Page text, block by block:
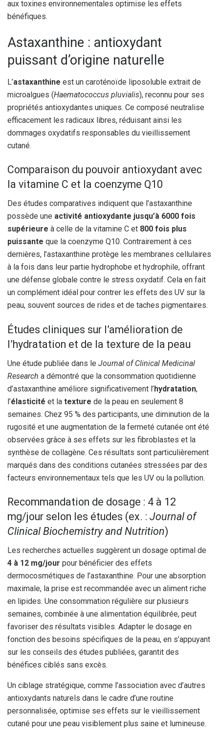
aux toxines environnementales optimise les effets
bénéfiques.
Astaxanthine : antioxydant
puissant d’origine naturelle
L’astaxanthine est un caroténoïde liposoluble extrait de
microalgues (Haematococcus pluvialis), reconnu pour ses
propriétés antioxydantes uniques. Ce composé neutralise
efficacement les radicaux libres, réduisant ainsi les
dommages oxydatifs responsables du vieillissement
cutané.
Comparaison du pouvoir antioxydant avec
la vitamine C et la coenzyme Q10
Des études comparatives indiquent que l’astaxanthine
possède une activité antioxydante jusqu’à 6000 fois
supérieure à celle de la vitamine C et 800 fois plus
puissante que la coenzyme Q10. Contrairement à ces
dernières, l’astaxanthine protège les membranes cellulaires
à la fois dans leur partie hydrophobe et hydrophile, offrant
une défense globale contre le stress oxydatif. Cela en fait
un complément idéal pour contrer les effets des UV sur la
peau, souvent sources de rides et de taches pigmentaires.
Études cliniques sur l’amélioration de
l’hydratation et de la texture de la peau
Une étude publiée dans le Journal of Clinical Medicinal
Research a démontré que la consommation quotidienne
d’astaxanthine améliore significativement l’hydratation,
l’élasticité et la texture de la peau en seulement 8
semaines. Chez 95 % des participants, une diminution de la
rugosité et une augmentation de la fermeté cutanée ont été
observées grâce à ses effets sur les fibroblastes et la
synthèse de collagène. Ces résultats sont particulièrement
marqués dans des conditions cutanées stressées par des
facteurs environnementaux tels que les UV ou la pollution.
Recommandation de dosage : 4 à 12
mg/jour selon les études (ex. : Journal of
Clinical Biochemistry and Nutrition)
Les recherches actuelles suggèrent un dosage optimal de
4 à 12 mg/jour pour bénéficier des effets
dermocosmétiques de l’astaxanthine. Pour une absorption
maximale, la prise est recommandée avec un aliment riche
en lipides. Une consommation régulière sur plusieurs
semaines, combinée à une alimentation équilibrée, peut
favoriser des résultats visibles. Adapter le dosage en
fonction des besoins spécifiques de la peau, en s’appuyant
sur les conseils des études publiées, garantit des
bénéfices ciblés sans excès.
Un ciblage stratégique, comme l’association avec d’autres
antioxydants naturels dans le cadre d’une routine
personnalisée, optimise ses effets sur le vieillissement
cutané pour une peau visiblement plus saine et lumineuse.